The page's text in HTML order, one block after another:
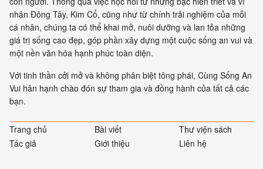
nhân Đông Tây, Kim Cổ, cũng như từ chính trải nghiệm của mỗi
cá nhân, chúng ta có thể khai mở, nuôi dưỡng và lan tỏa những
giá trị sống cao đẹp, góp phần xây dựng một cuộc sống an vui và
một nền văn hóa hạnh phúc toàn diện.
Với tinh thần cởi mở và không phân biệt tông phái, Cùng Sống An
Vui hân hạnh chào đón sự tham gia và đồng hành của tất cả các
bạn.
Trang chủ Bài viết
Thư viện sách
Tác giả
Giới thiệu Liên hệ